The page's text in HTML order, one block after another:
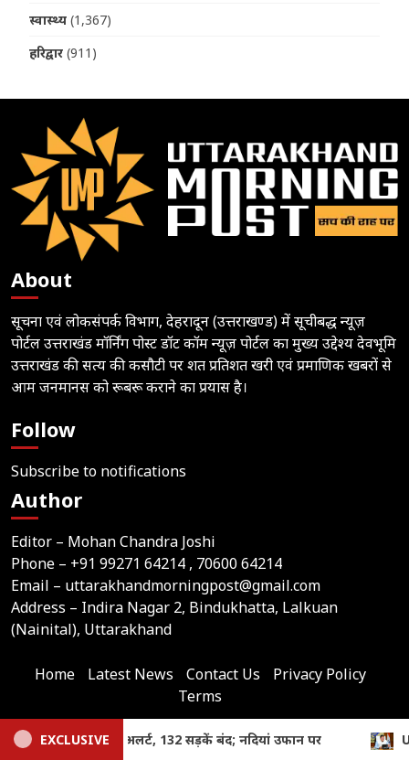
स्वास्थ्य (1,367)
हरिद्वार (911)
About
सूचना एवं लोकसंपर्क विभाग, देहरादून (उत्तराखण्ड) में सूचीबद्ध न्यूज़
पोर्टल उत्तराखंड मॉर्निंग पोस्ट डॉट कॉम न्यूज़ पोर्टल का मुख्य उद्देश्य देवभूमि
उत्तराखंड की सत्य की कसौटी पर शत प्रतिशत खरी एवं प्रमाणिक खबरों से
आम जनमानस को रूबरू कराने का प्रयास है।
Follow
Subscribe to notifications
Author
Editor – Mohan Chandra Joshi
Phone – +91 99271 64214 , 70600 64214
Email – uttarakhandmorningpost@gmail.com
Address – Indira Nagar 2, Bindukhatta, Lalkuan
(Nainital), Uttarakhand
Home Latest News Contact Us
Privacy Policy
Terms
LikeFollowJoin Subscribe
Join
us
EXCLUSIVE
Uttarakhand News: धामी कैबिनेट की अहम बैठक, कई